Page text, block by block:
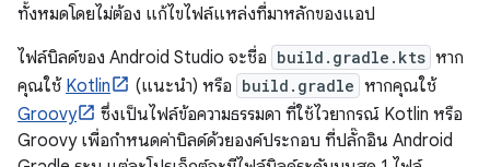
ทั้งหมดโดยไม่ต้อง แก้ไขไฟล์แหล่งที่มาหลักของแอป
ไฟล์บิลด์ของ Android Studio จะชื่อ build.gradle.kts หาก
คุณใช้ Kotlin (แนะนำ) หรือ build.gradle หากคุณใช้
Groovy
ซึ่งเป็นไฟล์ข้อความธรรมดา ที่ใช้ไวยากรณ์ Kotlin หรือ
Groovy เพื่อกำหนดค่าบิลด์ด้วยองค์ประกอบ ที่ปลั๊กอิน Android